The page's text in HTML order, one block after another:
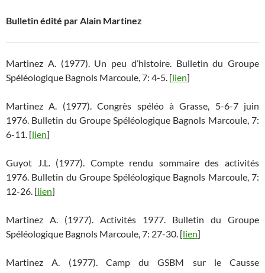
Bulletin édité par Alain Martinez
Martinez A. (1977). Un peu d’histoire. Bulletin du Groupe
Spéléologique Bagnols Marcoule, 7: 4-5. [lien]
Martinez A. (1977). Congrès spéléo à Grasse, 5-6-7 juin
1976. Bulletin du Groupe Spéléologique Bagnols Marcoule, 7:
6-11. [lien]
Guyot J.L. (1977). Compte rendu sommaire des activités
1976. Bulletin du Groupe Spéléologique Bagnols Marcoule, 7:
12-26. [lien]
Martinez A. (1977). Activités 1977. Bulletin du Groupe
Spéléologique Bagnols Marcoule, 7: 27-30. [lien]
Martinez A. (1977). Camp du GSBM sur le Causse